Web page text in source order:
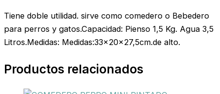
Tiene doble utilidad. sirve como comedero o Bebedero
para perros y gatos.Capacidad: Pienso 1,5 Kg. Agua 3,5
Litros.Medidas: Medidas:33x20x27,5cm.de alto.
Productos relacionados